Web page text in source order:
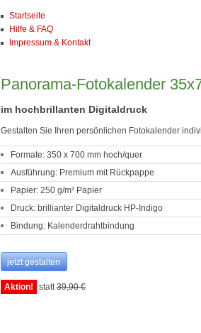
Startseite
Hilfe & FAQ
Impressum & Kontakt
Panorama-Fotokalender
im hochbrillanten Digitaldruck
Gestalten Sie Ihren persönlichen Fotokalender
Formate: 350 x 700 mm hoch/quer
Ausführung: Premium mit Rückpappe
Papier: 250 g/m² Papier
Druck: brillianter Digitaldruck HP-Indigo
Bindung: Kalenderdrahtbindung
jetzt gestalten
Aktion! statt39,90 €